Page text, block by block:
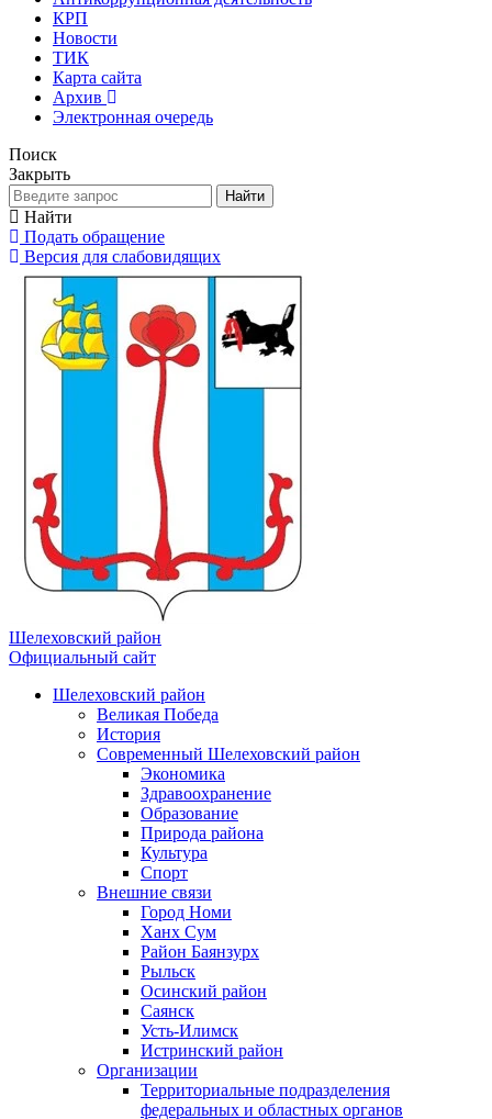
КРП
Новости
ТИК
Карта сайта
Архив
Электронная очередь
Поиск
Закрыть
Найти
Найти
Подать обращение
Версия для слабовидящих
Шелеховский район
Официальный сайт
Шелеховский район
Великая Победа
История
Современный Шелеховский район
Экономика
Здравоохранение
Образование
Природа района
Культура
Спорт
Внешние связи
Город Номи
Ханх Сум
Район Баянзурх
Рыльск
Осинский район
Саянск
Усть-Илимск
Истринский район
Организации
Территориальные подразделения
федеральных и областных органов